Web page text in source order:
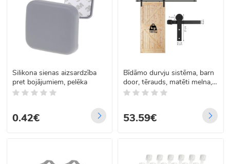
Silikona sienas aizsardzība
pret bojājumiem, pelēka
0.42€
Bīdāmo durvju sistēma, barn
door, tērauds, matēti melna,
Springos HA5009, 183 cm,
53.59€